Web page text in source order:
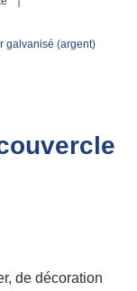
galvanisé (argent)
de décoration